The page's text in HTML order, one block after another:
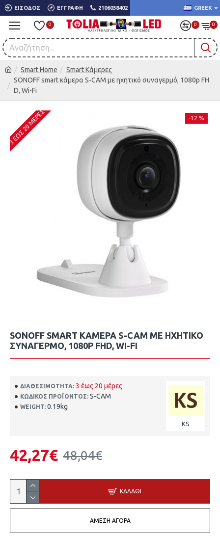
ΕΊΣΟΔΟΣ ΕΓΓΡΑΦΉ 2106038402 GREEK
0 0 0
Smart Home
Smart Κάμερες
SONOFF smart κάμερα S-CAM με ηχητικό συναγερμό, 1080p FH
D, Wi-Fi
-12 %
3 ΈΩΣ 20 ΜΈΡΕΣ
SONOFF SMART ΚΆΜΕΡΑ S-CAM ΜΕ ΗΧΗΤΙΚΌ
ΣΥΝΑΓΕΡΜΌ, 1080P FHD, WI-FI
ΔΙΑΘΕΣΙΜΌΤΗΤΑ: 3 έως 20 μέρες
ΚΩΔΙΚΌΣ ΠΡΟΪΌΝΤΟΣ: S-CAM
WEIGHT: 0.19kg
KS
48,04€
42,27€
ΚΑΛΆΘΙ
ΆΜΕΣΗ ΑΓΟΡΆ